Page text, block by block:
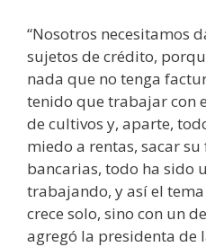
“Nosotros necesitamos
sujetos de crédito,
nada que no tenga
tenido que trabajar con
de cultivos y, aparte,
miedo a rentas, sacar
bancarias, todo ha sido
trabajando, y así el tema
crece solo, sino con un
agregó la presidenta de